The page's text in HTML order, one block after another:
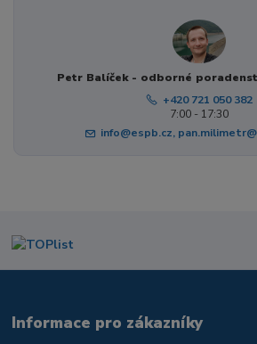
Petr Balíček - odborné
+420 721 050 382
7:00 - 17:30
info@espb.cz,
Informace pro zákazníky